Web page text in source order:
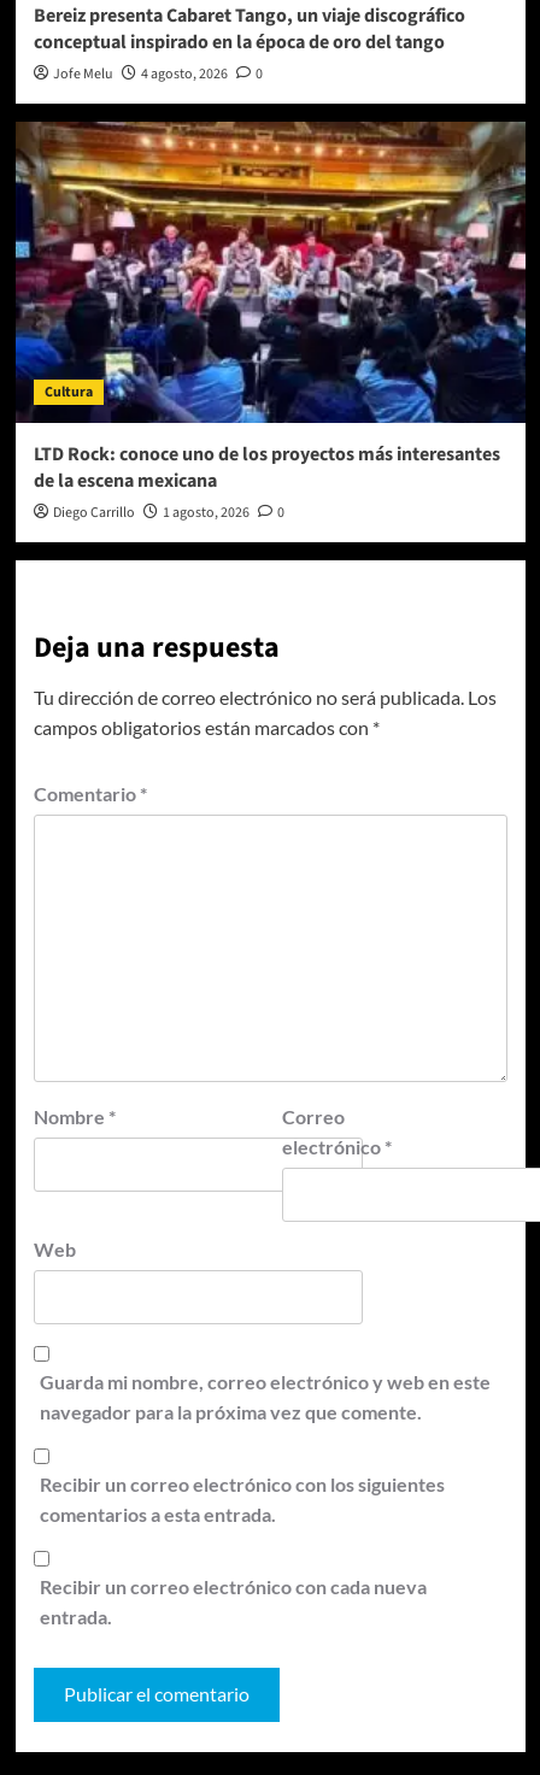
Bereiz presenta Cabaret Tango, un viaje discográfico
conceptual inspirado en la época de oro del tango
Jofe Melu 4 agosto, 2026 0
Cultura
LTD Rock: conoce uno de los proyectos más interesantes
de la escena mexicana
Diego Carrillo 1 agosto, 2026 0
Deja una respuesta
Tu dirección de correo electrónico no será publicada. Los
campos obligatorios están marcados con *
Comentario *
Nombre *
Correo
electrónico *
Web
Guarda mi nombre, correo electrónico y web en este
navegador para la próxima vez que comente.
Recibir un correo electrónico con los siguientes
comentarios a esta entrada.
Recibir un correo electrónico con cada nueva
entrada.